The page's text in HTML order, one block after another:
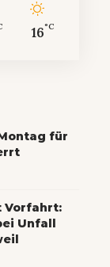
16°C
für
Vorfahrt:
Unfall